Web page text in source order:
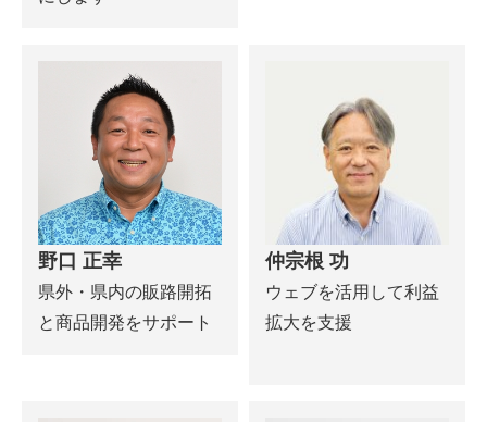
野口 正幸
県外・県内の販路開拓
と商品開発をサポート
仲宗根 功
ウェブを活用して利益
拡大を支援